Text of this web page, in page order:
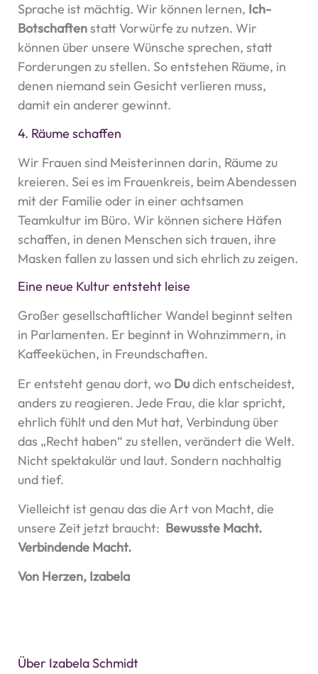
Sprache ist mächtig. Wir können lernen, Ich-
Botschaftenstatt Vorwürfe zu nutzen. Wir
können über unsere Wünsche sprechen, statt
Forderungen zu stellen. So entstehen Räume, in
denen niemand sein Gesicht verlieren muss,
damit ein anderer gewinnt.
4. Räume schaffen
Wir Frauen sind Meisterinnen darin, Räume zu
kreieren. Sei es im Frauenkreis, beim Abendessen
mit der Familie oder in einer achtsamen
Teamkultur im Büro. Wir können sichere Häfen
schaffen, in denen Menschen sich trauen, ihre
Masken fallen zu lassen und sich ehrlich zu zeigen.
Eine neue Kultur entsteht leise
Großer gesellschaftlicher Wandel beginnt selten
in Parlamenten. Er beginnt in Wohnzimmern, in
Kaffeeküchen, in Freundschaften.
Er entsteht genau dort, wo Dudich entscheidest,
anders zu reagieren. Jede Frau, die klar spricht,
ehrlich fühlt und den Mut hat, Verbindung über
das „Recht haben“ zu stellen, verändert die Welt.
Nicht spektakulär und laut. Sondern nachhaltig
und tief.
Vielleicht ist genau das die Art von Macht, die
unsere Zeit jetzt braucht: Bewusste Macht.
Verbindende Macht.
Von Herzen, Izabela
Über Izabela Schmidt